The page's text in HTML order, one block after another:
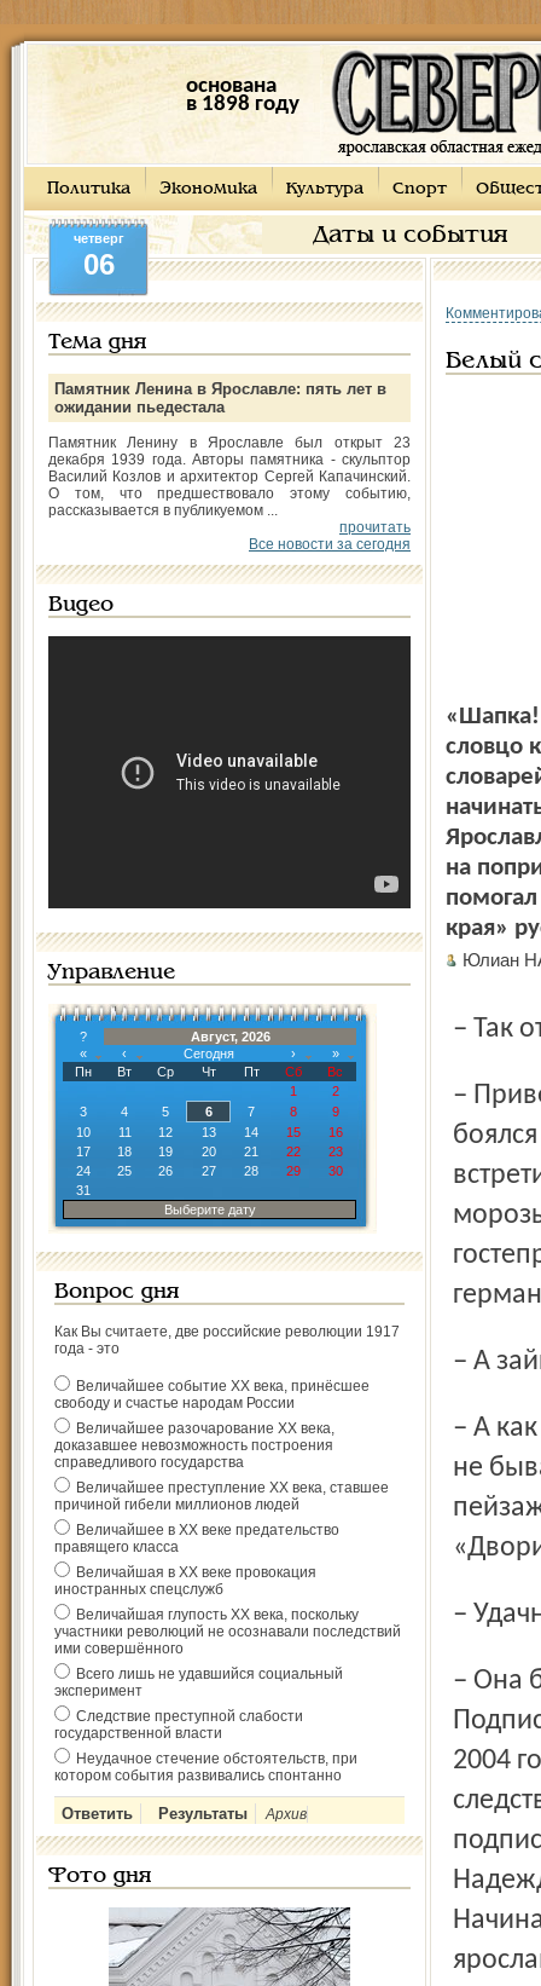
основана
в 1898 году
Политика Экономика Культура Спорт
Даты и события
четверг
06
Тема дня
Памятник Ленина в Ярославле: пять лет в
ожидании пьедестала
Памятник Ленину в Ярославле был открыт 23
декабря 1939 года. Авторы памятника - скульптор
Василий Козлов и архитектор Сергей Капачинский.
О том, что предшествовало этому событию,
рассказывается в публикуемом ...
прочитать
Все новости за сегодня
Видео
Управление
?
Август, 2026
«
‹ Сегодня ›
»
Пн
Вт Ср Чт Пт Сб
Вс
1
2
3
4 5 6 7 8
9
10
11 12 13 14 15
16
17
18 19 20 21 22
23
24
25 26 27 28 29
30
31
Выберите дату
Вопрос дня
Как Вы считаете, две российские революции 1917
года - это
Величайшее событие ХХ века, принёсшее
свободу и счастье народам России
Величайшее разочарование ХХ века,
доказавшее невозможность построения
справедливого государства
Величайшее преступление ХХ века, ставшее
причиной гибели миллионов людей
Величайшее в ХХ веке предательство
правящего класса
Величайшая в ХХ веке провокация
иностранных спецслужб
Величайшая глупость ХХ века, поскольку
участники революций не осознавали последствий
ими совершённого
Всего лишь не удавшийся социальный
эксперимент
Следствие преступной слабости
государственной власти
Неудачное стечение обстоятельств, при
котором события развивались спонтанно
Архив
Фото дня
Белый
словцо
на
края»
Юлиан
–
– Привез с собой из дома. Ехали-то к вам на Крещенье,
– А
– А как же, и зима, особенно в предгорьях, без снега у нас
не
–
– Она была короткой, зато вполне благополучной.
2004